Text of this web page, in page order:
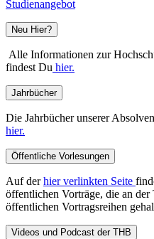
Studienangebot
Neu Hier?
Alle Informationen zur
findest Du hier.
Jahrbücher
Die Jahrbücher unserer
hier.
Öffentliche Vorlesungen
Auf derhier verlinkten Seite
öffentlichen Vorträge, die an
öffentlichen Vortragsreihen
Videos und Podcast der THB